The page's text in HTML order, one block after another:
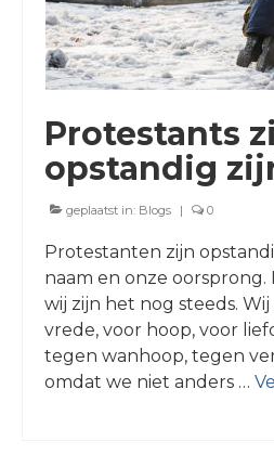
Protestants
opstandig
geplaatst in: Blogs | 0
Protestanten zijn
naam en onze
wij zijn het nog steeds. ​Wij
vrede, voor hoop, voor
tegen wanhoop, tegen
omdat we niet anders …